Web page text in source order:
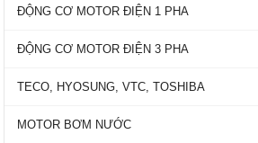
GIẢM TỐC TRỤC LIỀN
GIẢM TỐC ĐẦU TRÒN
GIẢM TỐC ĐẦU VUÔNG
GIẢM TỐC CỐT ÂM
ĐỘNG CƠ MOTOR ĐIỆN 1 PHA
Động Cơ Motor Điện 1 Pha - 1450RPM
Động Cơ Motor Điện 1 Pha - 2800RPM
ĐỘNG CƠ MOTOR ĐIỆN 3 PHA
Động Cơ Motor Điện 3 Pha - 960RPM
Động Cơ Motor Điện 3 Pha - 1450RPM
TECO, HYOSUNG, VTC, TOSHIBA
MOTOR TECO
MOTOR BƠM NƯỚC